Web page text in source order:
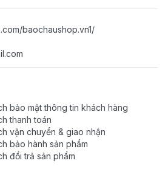
baochaushop.vn1/
bảo mật thông tin khách hàng
thanh toán
vận chuyển & giao nhận
bảo hành sản phẩm
đổi trả sản phẩm